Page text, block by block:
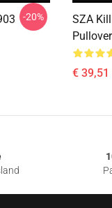
-20%
SZA
€ 39,51